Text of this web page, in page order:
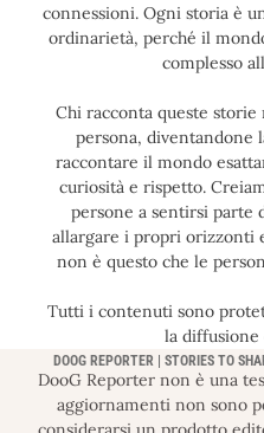
connessioni. Ogni storia è
ordinarietà, perché il
complesso
Chi racconta queste
persona, diventandone
raccontare il mondo
curiosità e rispetto.
persone a sentirsi parte
allargare i propri orizzonti
non è questo che le
Tutti i contenuti sono
la
DOOG REPORTER | STORIES TO
DooG Reporter non è una
aggiornamenti non sono